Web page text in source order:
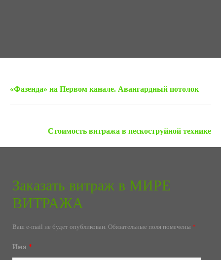
«Фазенда» на Первом канале. Авангардный потолок
Стоимость витража в пескоструйной технике
Заказать витраж в МИРЕ
ВИТРАЖА
Ваш e-mail не будет опубликован. Обязательные поля помечены *
Имя *